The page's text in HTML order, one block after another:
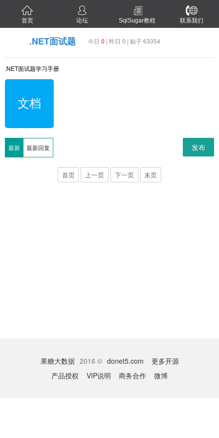
首页 论坛 SqlSugar教程 联系我们
.NET面试题 今日 0 | 昨日 0 | 贴子 63354
.NET面试题学习手册
文档
最新 最新回复 发布
首页 上一页 下一页 末页
果糖大数据 2016 © donet5.com
更多开源
产品授权
VIP说明 商务合作 微博